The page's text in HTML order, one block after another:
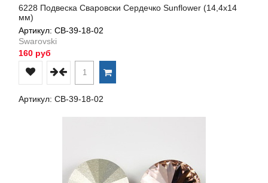
6228 Подвеска Сваровски Сердечко Sunflower (14,4х14
мм)
Артикул: СВ-39-18-02
Swarovski
160 руб
Артикул: СВ-39-18-02